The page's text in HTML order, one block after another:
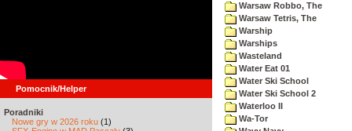
Pomocnik/Helper
Poradniki
Nowe gry w 2026 roku (1)
Warsaw Robbo, The
Warsaw Tetris, The
Warship
Warships
Wasteland
Water Eat 01
Water Ski School
Water Ski School 2
Waterloo II
Wa-Tor